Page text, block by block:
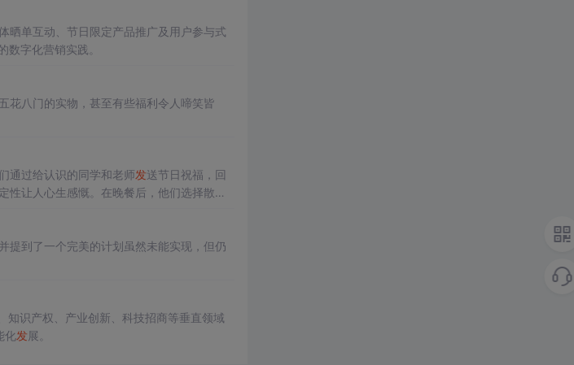
晒单互动、节日限定产品推广及用户参与式
字化营销实践。
花八门的实物，甚至有些福利令人啼笑皆
通过给认识的同学和老师发送节日祝福，回
性让人心生感慨。在晚餐后，他们选择散步
提到了一个完美的计划虽然未能实现，但仍
识产权、产业创新、科技招商等垂直领域
化发展。